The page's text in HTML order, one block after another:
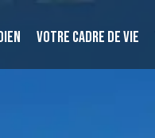
VOTRE CADRE DE VIE